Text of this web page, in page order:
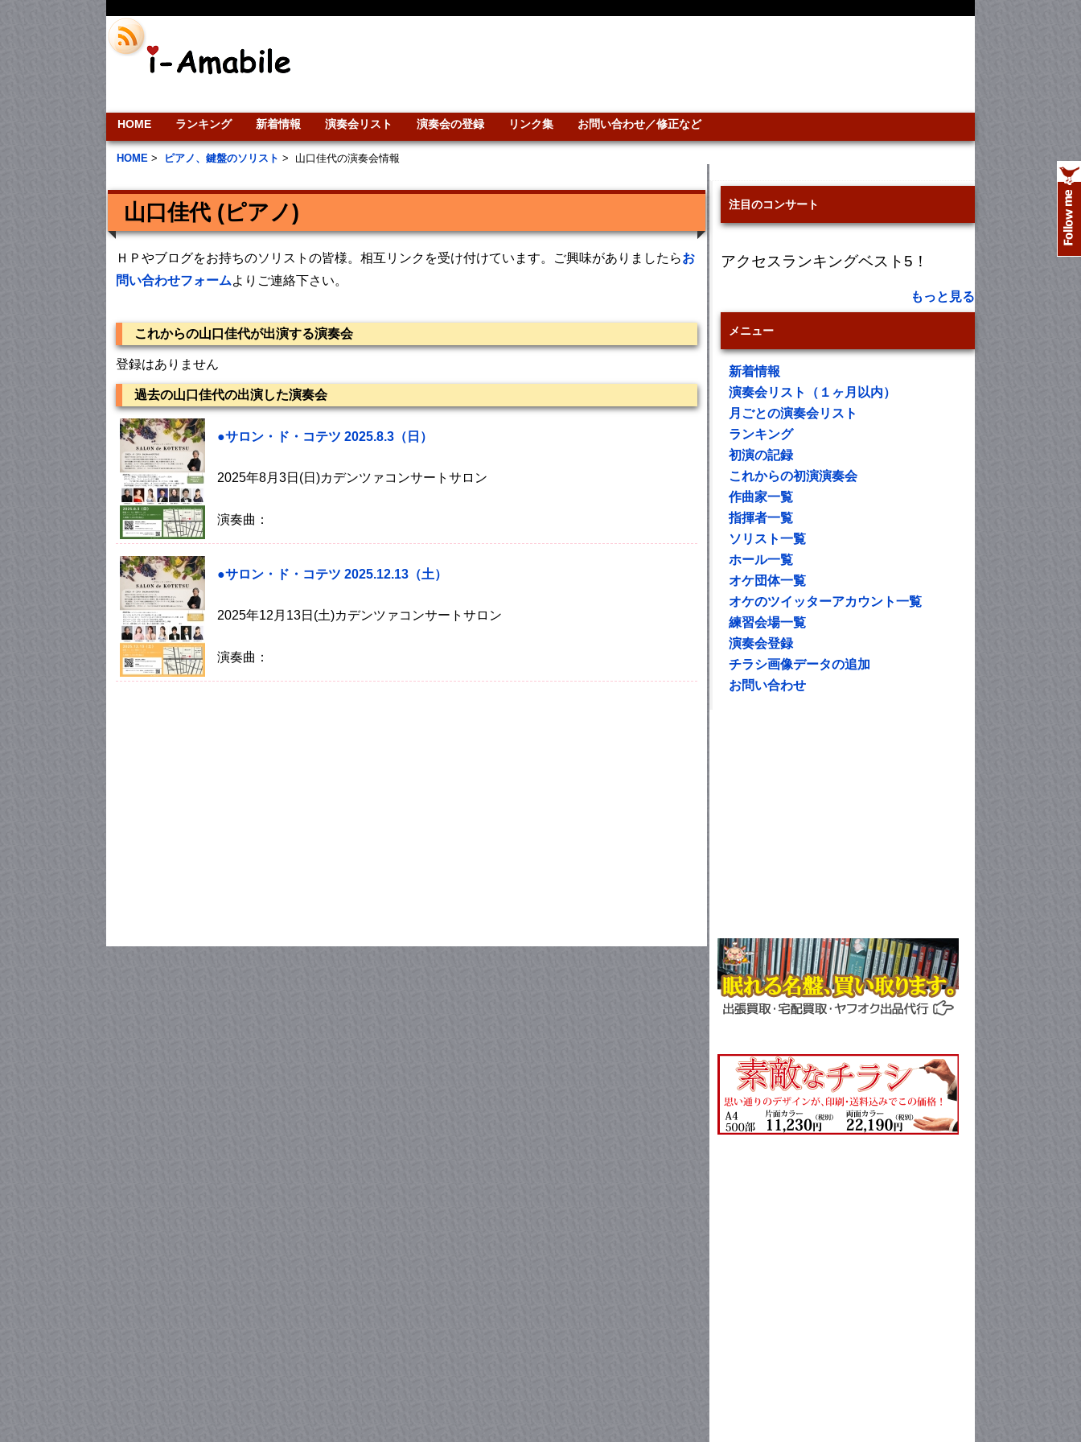
HOME ランキング 新着情報 演奏会リスト 演奏会の登録 リンク集 お問い合わせ／修正など
HOME > ピアノ、鍵盤のソリスト > 山口佳代の演奏会情報
山口佳代 (ピアノ)
ＨＰやブログをお持ちのソリストの皆様。相互リンクを受け付けています。ご興味がありましたらお
問い合わせフォームよりご連絡下さい。
これからの山口佳代が出演する演奏会
登録はありません
過去の山口佳代の出演した演奏会
●サロン・ド・コテツ 2025.8.3（日）
2025年8月3日(日)カデンツァコンサートサロン
演奏曲：
●サロン・ド・コテツ 2025.12.13（土）
2025年12月13日(土)カデンツァコンサートサロン
演奏曲：
注目のコンサート
アクセスランキングベスト5！
もっと見る
メニュー
新着情報
演奏会リスト（１ヶ月以内）
月ごとの演奏会リスト
ランキング
初演の記録
これからの初演演奏会
作曲家一覧
指揮者一覧
ソリスト一覧
ホール一覧
オケ団体一覧
オケのツイッターアカウント一覧
練習会場一覧
演奏会登録
チラシ画像データの追加
お問い合わせ